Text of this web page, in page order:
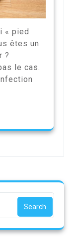
« pied
êtes un
?
le cas.
Search